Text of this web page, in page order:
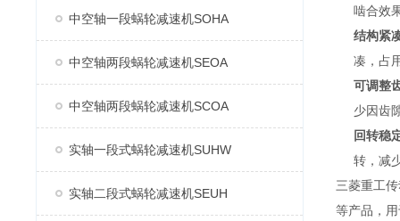
中空轴一段蜗轮减速机SOHA
中空轴两段蜗轮减速机SEOA
中空轴两段蜗轮减速机SCOA
实轴一段式蜗轮减速机SUHW
实轴二段式蜗轮减速机SEUH
啮合效
结构紧
凑，占
可调整
少因齿
回转稳
转，减
三菱重工
等产品，